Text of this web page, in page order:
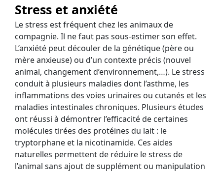
Stress et anxiété
Le stress est fréquent chez les animaux de
compagnie. Il ne faut pas sous-estimer son effet.
L’anxiété peut découler de la génétique (père ou
mère anxieuse) ou d’un contexte précis (nouvel
animal, changement d’environnement,…). Le stress
conduit à plusieurs maladies dont l’asthme, les
inflammations des voies urinaires ou cutanés et les
maladies intestinales chroniques. Plusieurs études
ont réussi à démontrer l’efficacité de certaines
molécules tirées des protéines du lait : le
tryptorphane et la nicotinamide. Ces aides
naturelles permettent de réduire le stress de
l’animal sans ajout de supplément ou manipulation